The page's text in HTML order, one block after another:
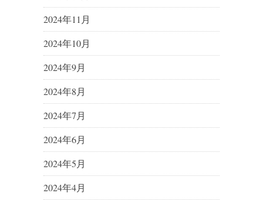
2024年11月
2024年10月
2024年9月
2024年8月
2024年7月
2024年6月
2024年5月
2024年4月